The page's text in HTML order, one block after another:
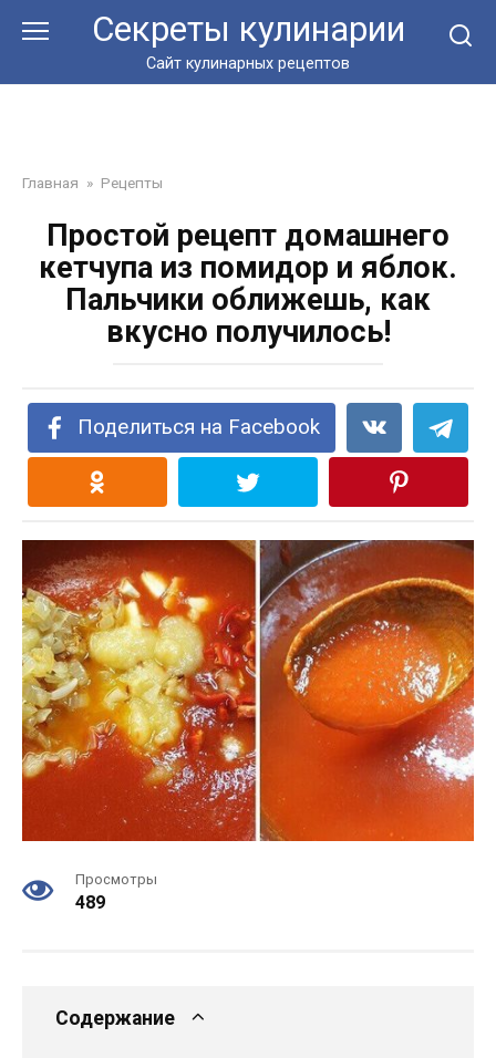
Секреты кулинарии
Сайт кулинарных рецептов
Главная » Рецепты
Простой рецепт домашнего
кетчупа из помидор и яблок.
Пальчики оближешь, как
вкусно получилось!
Поделиться на Facebook
Просмотры
489
Содержание